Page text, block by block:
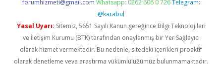
forumhizmeti@gmail.com Whatsapp: 0262 606 0 726 Telegram:
@karabul
Yasal Uyarı: Sitemiz, 5651 Sayılı Kanun gereğince Bilgi Teknolojileri
ve İletişim Kurumu (BTK) tarafından onaylanmış bir Yer Sağlayıcı
olarak hizmet vermektedir. Bu nedenle, sitedeki içerikleri proaktif
olarak denetleme veya araştırma yükümlülüğümüz bulunmamaktadır.